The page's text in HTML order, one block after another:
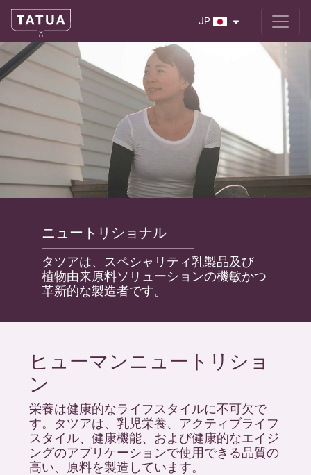
JP
ニュートリショナル
タツアは、スペシャリティ乳製品及び
植物由来原料ソリューションの機敏かつ
革新的な製造者です。
ヒューマンニュートリショ
ン
栄養は健康的なライフスタイルに不可欠で
す。タツアは、乳児栄養、アクティブライフ
スタイル、健康機能、および健康的なエイジ
ングのアプリケーションで使用できる品質の
高い、原料を製造しています。